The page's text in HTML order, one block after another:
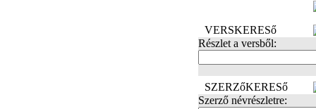
VERSKERESő
Részlet a versből:
SZERZőKERESő
Szerző névrészletre: